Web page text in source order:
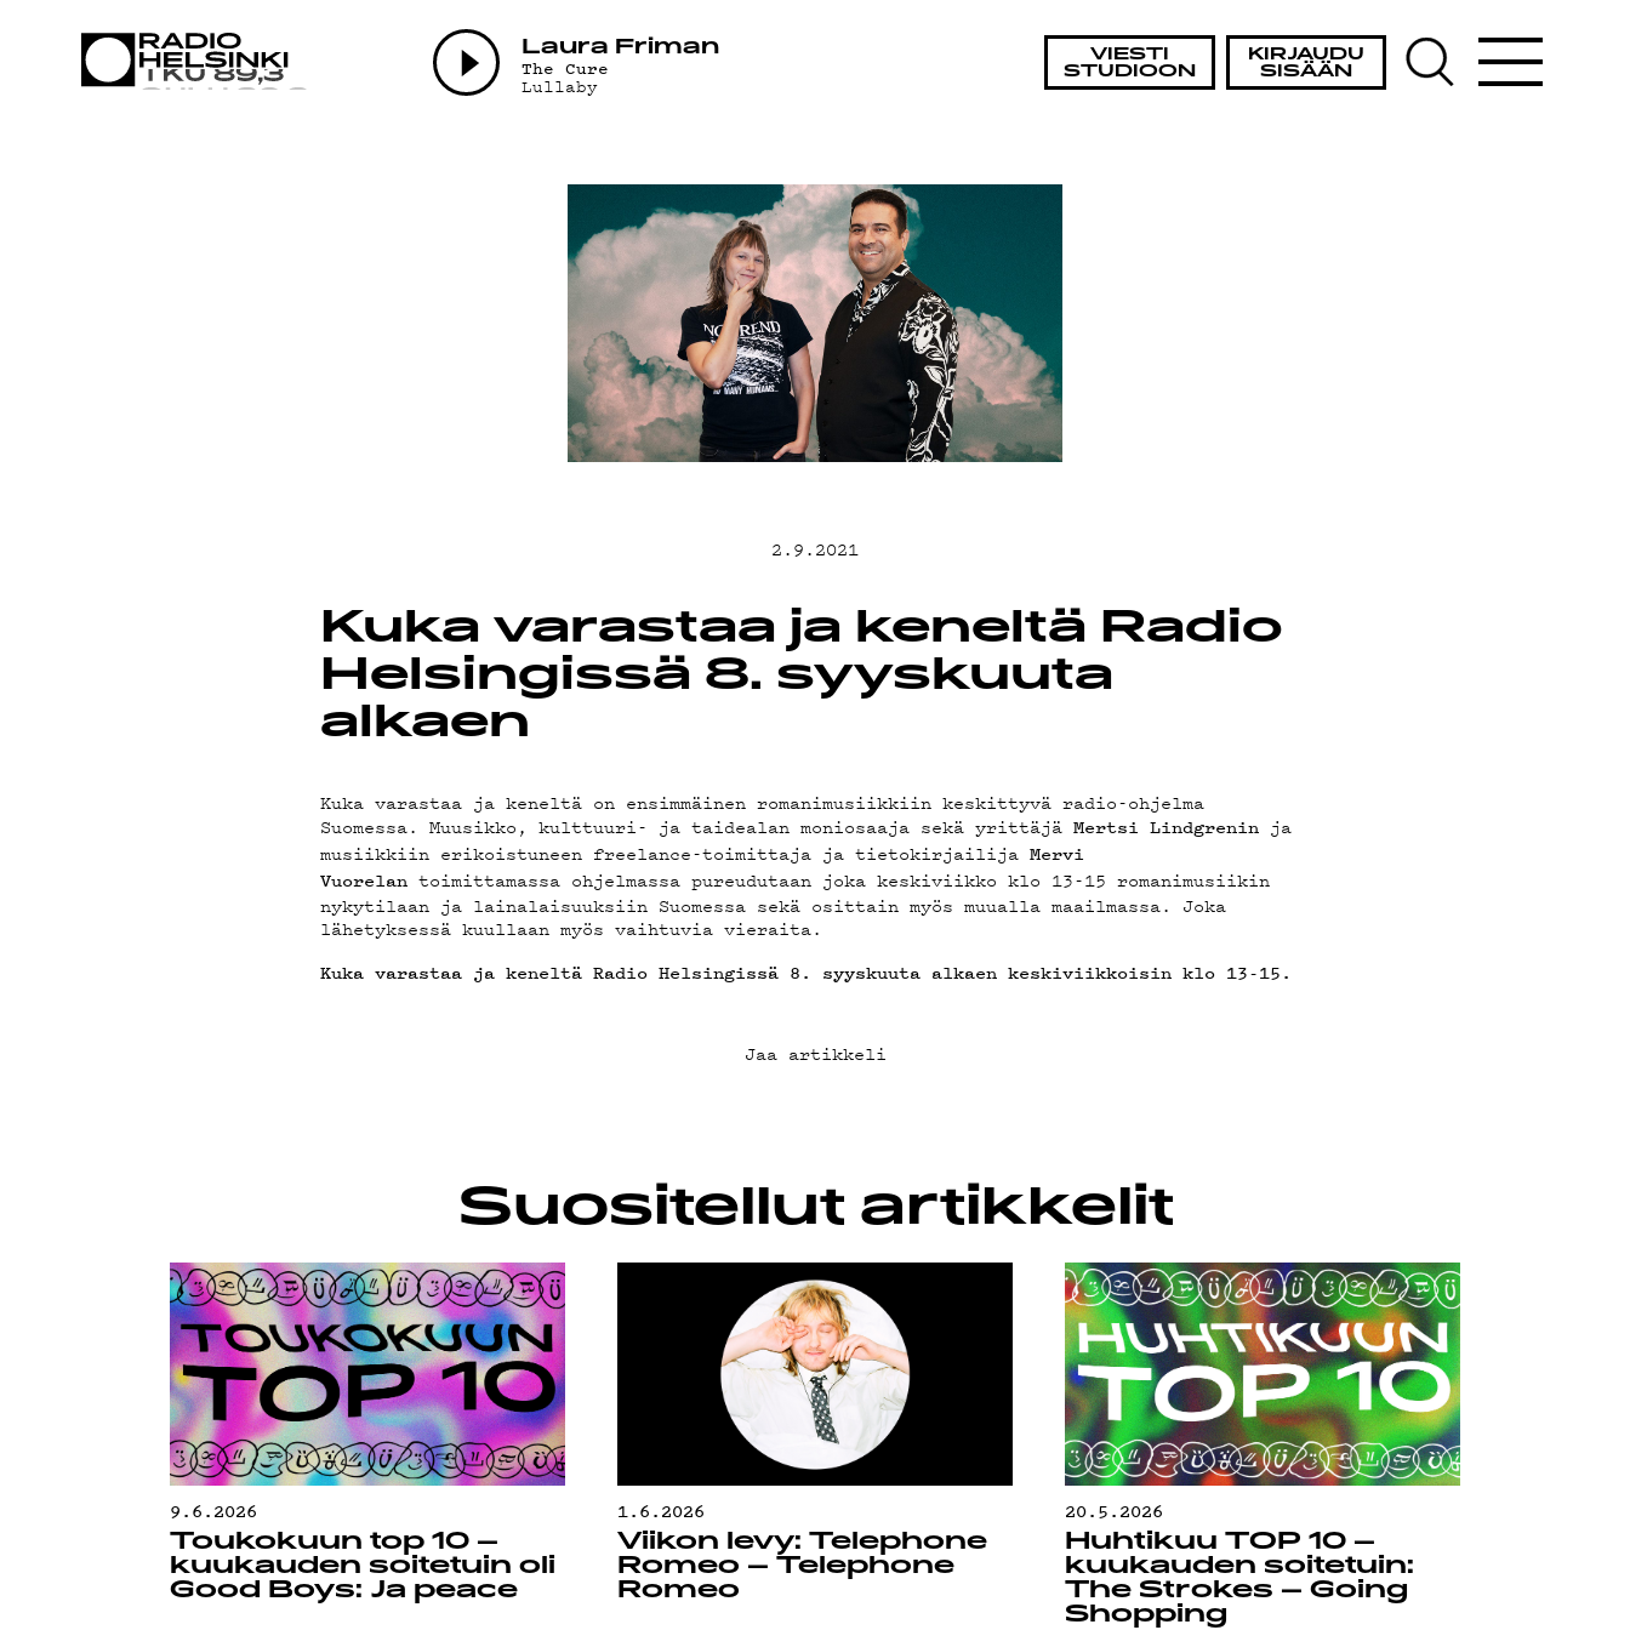
VIESTI
STUDIOON
KIRJAUDU
SISÄÄN
Laura Friman
The Cure
Lullaby
AJANKOHTAISTA
OHJELMAT
ON-DEMAND
PODCAST
MAINOSTA
YHTEYSTIEDOT
YSTÄVÄKLUBI
TIETOSUOJA
2.9.2021
Kuka varastaa ja keneltä Radio
Helsingissä 8. syyskuuta
alkaen
Kuka varastaa ja keneltä on ensimmäinen romanimusiikkiin keskittyvä radio-ohjelma
Suomessa. Muusikko, kulttuuri- ja taidealan moniosaaja sekä yrittäjäMertsi Lindgrenin ja
musiikkiin erikoistuneen freelance-toimittaja ja tietokirjailijaMervi
Vuorelantoimittamassa ohjelmassa pureudutaan joka keskiviikko klo 13-15 romanimusiikin
nykytilaan ja lainalaisuuksiin Suomessa sekä osittain myös muualla maailmassa. Joka
lähetyksessä kuullaan myös vaihtuvia vieraita.
Kuka varastaa ja keneltä Radio Helsingissä 8. syyskuuta alkaen keskiviikkoisin klo 13-15.
Jaa artikkeli
Suositellut artikkelit
9.6.2026
Toukokuun top 10 –
kuukauden soitetuin oli
Good Boys: Ja peace
1.6.2026
Viikon levy: Telephone
Romeo – Telephone
Romeo
20.5.2026
Huhtikuu TOP 10 –
kuukauden soitetuin:
The Strokes – Going
Shopping